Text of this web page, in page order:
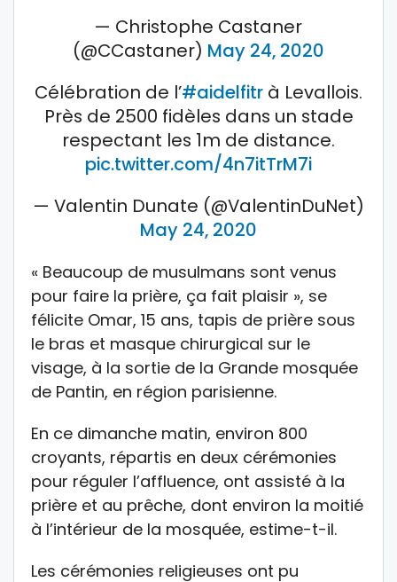
— Christophe Castaner
(@CCastaner) May 24, 2020
Célébration de l’#aidelfitr à Levallois.
Près de 2500 fidèles dans un stade
respectant les 1m de distance.
pic.twitter.com/4n7itTrM7i
— Valentin Dunate (@ValentinDuNet)
May 24, 2020
« Beaucoup de musulmans sont venus
pour faire la prière, ça fait plaisir », se
félicite Omar, 15 ans, tapis de prière sous
le bras et masque chirurgical sur le
visage, à la sortie de la Grande mosquée
de Pantin, en région parisienne.
En ce dimanche matin, environ 800
croyants, répartis en deux cérémonies
pour réguler l’affluence, ont assisté à la
prière et au prêche, dont environ la moitié
à l’intérieur de la mosquée, estime-t-il.
Les cérémonies religieuses ont pu